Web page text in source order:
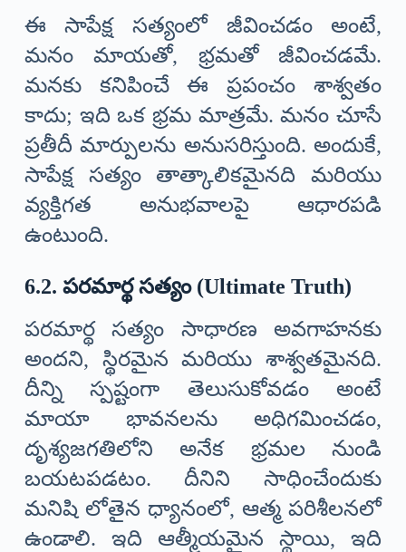
ఈ సాపేక్ష సత్యంలో జీవించడం అంటే,
మనం మాయతో, భ్రమతో జీవించడమే.
మనకు కనిపించే ఈ ప్రపంచం శాశ్వతం
కాదు; ఇది ఒక భ్రమ మాత్రమే. మనం చూసే
ప్రతీదీ మార్పులను అనుసరిస్తుంది. అందుకే,
సాపేక్ష సత్యం తాత్కాలికమైనది మరియు
వ్యక్తిగత అనుభవాలపై ఆధారపడి
ఉంటుంది.
6.2. పరమార్థ సత్యం (Ultimate Truth)
పరమార్థ సత్యం సాధారణ అవగాహనకు
అందని, స్థిరమైన మరియు శాశ్వతమైనది.
దీన్ని స్పష్టంగా తెలుసుకోవడం అంటే
మాయా భావనలను అధిగమించడం,
దృశ్యజగతిలోని అనేక భ్రమల నుండి
బయటపడటం. దీనిని సాధించేందుకు
మనిషి లోతైన ధ్యానంలో, ఆత్మ పరిశీలనలో
ఉండాలి. ఇది ఆత్మీయమైన స్థాయి, ఇది